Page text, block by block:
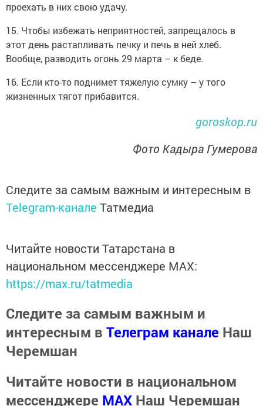
проехать в них свою удачу.
15. Чтобы избежать неприятностей, запрещалось в
этот день растапливать печку и печь в ней хлеб.
Вообще, разводить огонь 29 марта – к беде.
16. Если кто-то поднимет тяжелую сумку – у того
жизненных тягот прибавится.
goroskop.ru
Фото Кадыра Гумерова
Следите за самым важным и интересным в
Telegram-канале Татмедиа
Читайте новости Татарстана в
национальном мессенджере MАХ:
https://max.ru/tatmedia
Следите за самым важным и
интересным в Телеграм канале Наш
Черемшан
Читайте новости в национальном
мессенджере MАХ Наш Черемшан